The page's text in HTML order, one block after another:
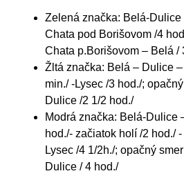
Zelená značka: Belá-Dulice
Chata pod Borišovom /4
Chata p.Borišovom – Belá /
Žltá značka: Belá – Dulice
min./ -Lysec /3 hod./;
Dulice /2 1/2 hod./
Modrá značka: Belá-Dulice
hod./- začiatok holí /2 hod./
Lysec /4 1/2h./; opačný
Dulice / 4 hod./